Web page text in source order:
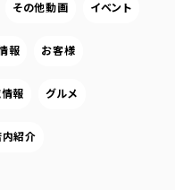
その他動画 イベント
報 お客様
報 グルメ
紹介